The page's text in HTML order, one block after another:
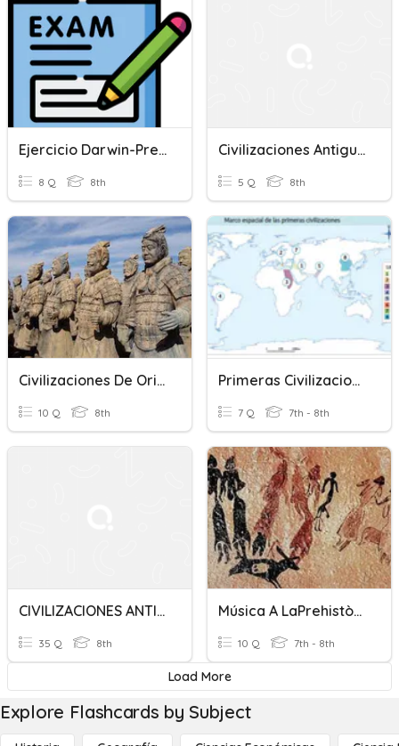
Ejercicio Darwin-Prehistoria-Antiguas Civilizaciones
8 Q 8th
Civilizaciones Antiguas
5 Q 8th
Civilizaciones De Oriente
10 Q 8th
Primeras Civilizaciones
7 Q 7th - 8th
CIVILIZACIONES ANTIGUAS EN PANAMÁ
35 Q 8th
Música A LaPrehistòria I Antigues Civilitzacions
10 Q 7th - 8th
Load More
Explore Flashcards by Subject